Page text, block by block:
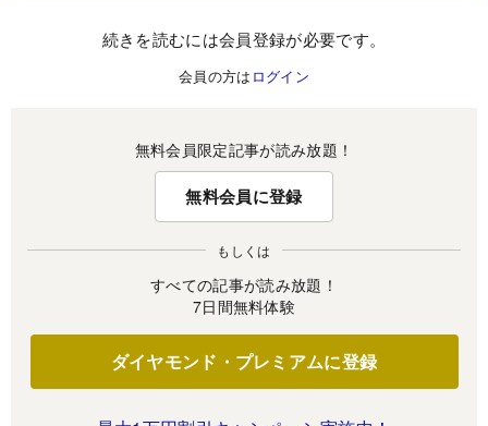
続きを読むには会員登録が必要です。
会員の方は ログイン
無料会員限定記事が読み放題！
無料会員に登録
もしくは
すべての記事が読み放題！
7日間無料体験
ダイヤモンド・プレミアムに登録